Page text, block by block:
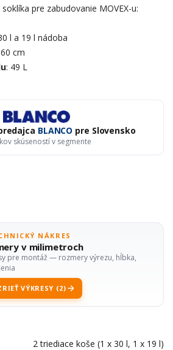
pre zabudovanie MOVEX-u:
l a 19 l nádoba
cm
: 49 L
BLANCO pre Slovensko
skúseností v segmente
NÁKRES
v milimetroch
pre montáž — rozmery výrezu, hĺbka,
VÝKRESY (2)
2 triediace koše (1 x 30 l, 1 x 19 l)